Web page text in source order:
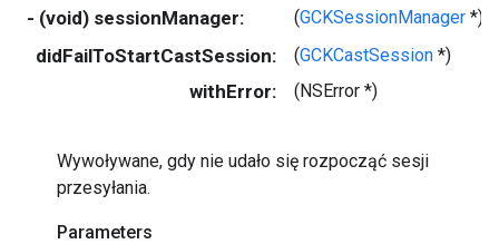
- (void) sessionManager: (GCKSessionManager *)
didFailToStartCastSession: (GCKCastSession *)
withError: (NSError *)
Wywoływane, gdy nie udało się rozpocząć sesji
przesyłania.
Parameters